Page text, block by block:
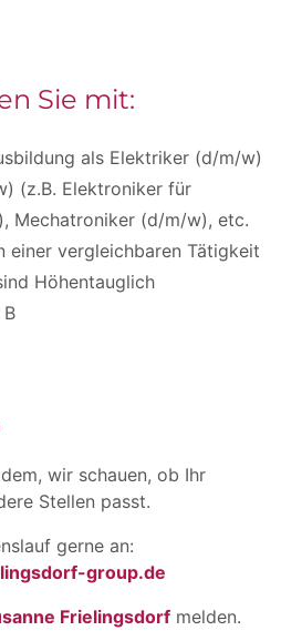
Sie mit:
als Elektriker (d/m/w)
(z.B. Elektroniker für
Mechatroniker (d/m/w), etc.
einer vergleichbaren Tätigkeit
Höhentauglich
wir schauen, ob Ihr
Stellen passt.
gerne an:
group.de
Frielingsdorf melden.